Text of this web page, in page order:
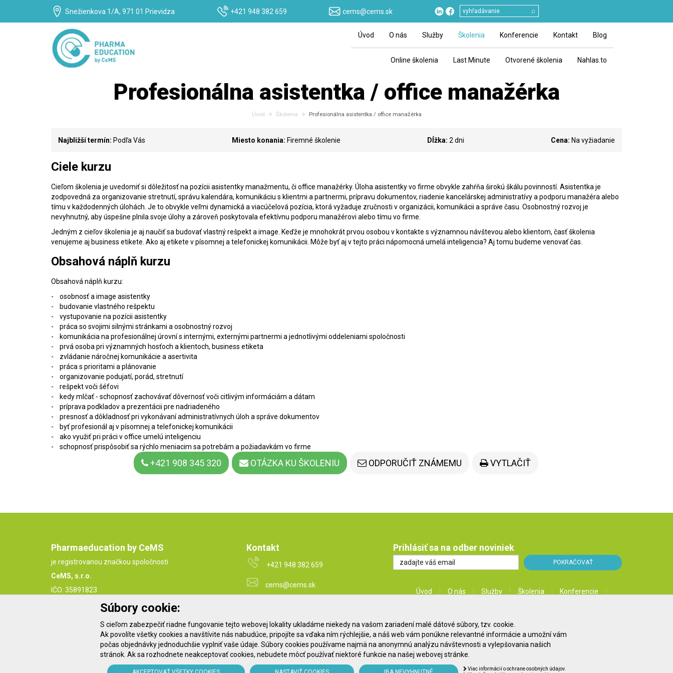
Snežienkova 1/A, 971 01 Prievidza +421 948 382 659 cems@cems.sk ⌕
Úvod O nás Služby Školenia Konferencie Kontakt Blog
Online školenia Last Minute Otvorené školenia Nahlas.to
Profesionálna asistentka / office manažérka
Úvod Školenia Profesionálna asistentka / office manažérka
Najbližší termín: Podľa Vás Miesto konania: Firemné školenie Dĺžka: 2 dni Cena: Na vyžiadanie
Ciele kurzu
Cieľom školenia je uvedomiť si dôležitosť na pozícii asistentky manažmentu, či office manažérky. Úloha asistentky vo firme obvykle zahŕňa širokú škálu povinností. Asistentka je
zodpovedná za organizovanie stretnutí, správu kalendára, komunikáciu s klientmi a partnermi, prípravu dokumentov, riadenie kancelárskej administratívy a podporu manažéra alebo
tímu v každodenných úlohách. Je to obvykle veľmi dynamická a viacúčelová pozícia, ktorá vyžaduje zručnosti v organizácii, komunikácii a správe času. Osobnostný rozvoj je
nevyhnutný, aby úspešne plnila svoje úlohy a zároveň poskytovala efektívnu podporu manažérovi alebo tímu vo firme.
Jedným z cieľov školenia je aj naučiť sa budovať vlastný rešpekt a image. Keďže je mnohokrát prvou osobou v kontakte s významnou návštevou alebo klientom, časť školenia
venujeme aj business etikete. Ako aj etikete v písomnej a telefonickej komunikácii. Môže byť aj v tejto práci nápomocná umelá inteligencia? Aj tomu budeme venovať čas.
Obsahová náplň kurzu
Obsahová náplň kurzu:
- osobnosť a image asistentky
- budovanie vlastného rešpektu
- vystupovanie na pozícii asistentky
- práca so svojimi silnými stránkami a osobnostný rozvoj
- komunikácia na profesionálnej úrovní s internými, externými partnermi a jednotlivými oddeleniami spoločnosti
- prvá osoba pri významných hosťoch a klientoch, business etiketa
- zvládanie náročnej komunikácie a asertivita
- práca s prioritami a plánovanie
- organizovanie podujatí, porád, stretnutí
- rešpekt voči šéfovi
- kedy mlčať - schopnosť zachovávať dôvernosť voči citlivým informáciám a dátam
- príprava podkladov a prezentácii pre nadriadeného
- presnosť a dôkladnosť pri vykonávaní administratívnych úloh a správe dokumentov
- byť profesionál aj v písomnej a telefonickej komunikácii
- ako využiť pri práci v office umelú inteligenciu
- schopnosť prispôsobiť sa rýchlo meniacim sa potrebám a požiadavkám vo firme
+421 908 345 320 OTÁZKA KU ŠKOLENIU ODPORUČIŤ ZNÁMEMU VYTLAČIŤ
Pharmaeducation by CeMS
je registrovanou značkou spoločnosti
CeMS, s.r.o.
IČO: 35891823
IČ DPH: SK2021849049
Kontakt
+421 948 382 659
cems@cems.sk
www.cems.sk
www.nahlas.to
Prihlásiť sa na odber noviniek
Úvod O nás Služby Školenia
Konferencie
Etický kódex spoločnosti
Ochrana osobných údajov
Odhlásenie z newslettera
Všeobecné obchodné podmienky
Súbory cookie:
S cieľom zabezpečiť riadne fungovanie tejto webovej lokality ukladáme niekedy na vašom zariadení malé dátové súbory, tzv. cookie.
Ak povolíte všetky cookies a navštívite nás nabudúce, pripojíte sa vďaka ním rýchlejšie, a náš web vám ponúkne relevantné informácie a umožní vám
počas objednávky jednoduchšie vyplniť vaše údaje. Súbory cookies používame najmä na anonymnú analýzu návštevnosti a vylepšovania našich
stránok. Ak sa rozhodnete neakceptovať cookies, nebudete môcť používať niektoré funkcie na našej webovej stránke.
Viac informácií o ochrane osobných údajov.